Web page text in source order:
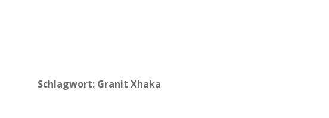
Schlagwort: Granit Xhaka